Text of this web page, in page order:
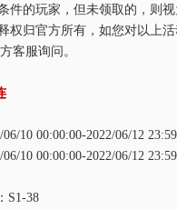
件的玩家，但未领取的，则视
权归官方所有，如您对以上
客服询问。
06/10 00:00:00-2022/06/12
06/10 00:00:00-2022/06/12
S1-38